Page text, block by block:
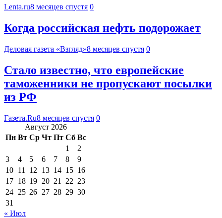
Lenta.ru8 месяцев спустя 0
Когда российская нефть подорожает
Деловая газета «Взгляд»8 месяцев спустя 0
Стало известно, что европейские
таможенники не пропускают посылки
из РФ
Газета.Ru8 месяцев спустя 0
Август 2026
Пн Вт Ср Чт Пт Сб Вс
1
2
3
4 5 6 7 8
9
10 11 12 13 14 15 16
17 18 19 20 21 22 23
24 25 26 27 28 29 30
31
« Июл